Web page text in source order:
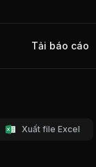
Tải báo cáo
Xuất file Excel